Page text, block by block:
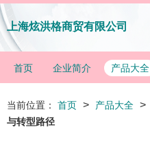
上海炫洪格商贸有限公司
首页 企业简介 产品大全
当前位置： 首页 > 产品大全 >
与转型路径